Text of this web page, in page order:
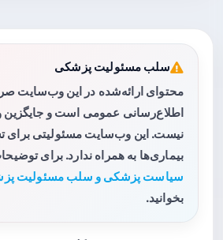
سلب مسئولیت پزشکی
محتوای ارائه‌شده در این وب‌سایت
اطلاع‌رسانی عمومی است و
نیست. این وب‌سایت مسئولیتی برای
بیماری‌ها به همراه ندارد. برای
سیاست پزشکی و سلب مسئولیت
بخوانید.